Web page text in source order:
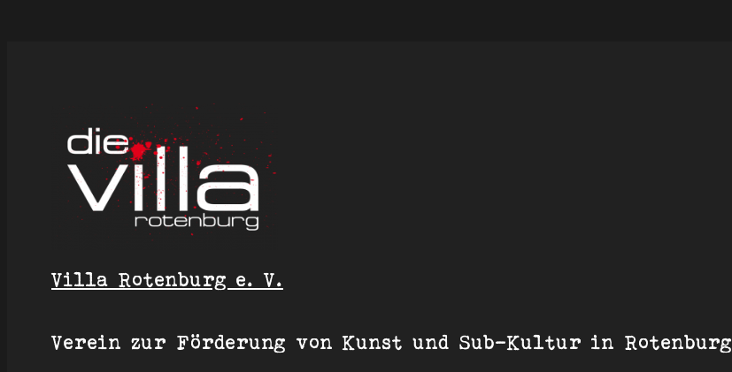
Villa Rotenburg e. V.
Verein zur Förderung von Kunst und Sub-Kultur in Rotenburg